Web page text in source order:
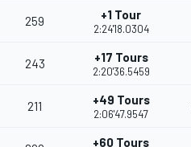
259 +1 Tour
2:24'18.0304
243 +17 Tours
2:20'36.5459
211 +49 Tours
2:06'47.9547
+60 Tours